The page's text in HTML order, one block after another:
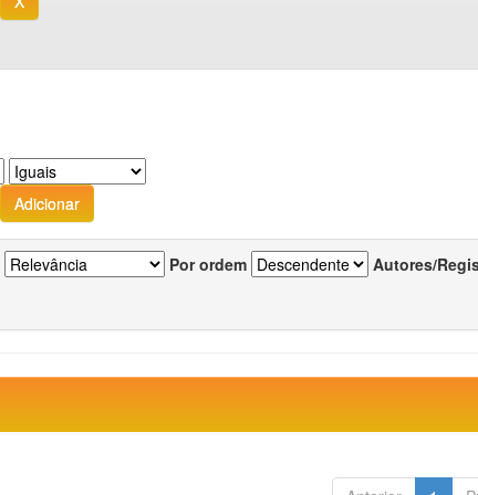
Por ordem Autores/